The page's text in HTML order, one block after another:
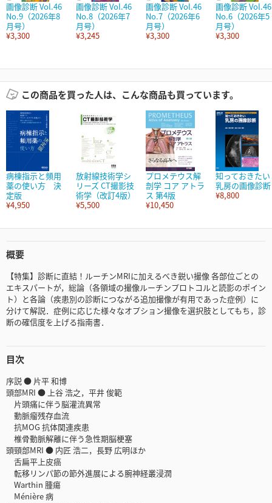
画像診断 Vol.46
No.9（2026年8
月号）
¥3,300
画像診断 Vol.46
No.8（2026年7
月号）
¥3,245
画像診断 Vol.46
No.7（2026年6
月号）
¥3,300
画像診断 Vol.46
No.6（2026年5
月号）
¥3,300
この商品を買った人は、こんな商品も買っています。
病棟指示と頻用
薬の使い方 決
定版
¥4,950
放射線技術学シ
リーズ CT撮影技
術学（改訂4版）
¥5,500
プロメテウス解
剖学 コア アトラ
ス 第4版
¥10,450
知っておきたい
乳房の画像診断
¥8,800
概要
【特集】診断に直結！ルーチンMRIに加えるべき鋭い撮像 各部位ごとの
エキスパートが，総論（各領域の撮像ルーチンプロトコルと読影のポイン
ト）と各論（疾患別の診断につながる追加撮像が有用であった症例）に
分けて解説．症例に応じた様々なオプション撮像を選択肢としてもち，診
断の確信度を上げる指南書．
目次
序説 ● 片平 和博
頭部MRI ● 上谷 浩之，平井 俊範
片頭痛に伴う脳灌流異常
動脈瘤残存血流
抗MOG 抗体関連疾患
椎骨動脈解離に伴う急性期脳梗塞
頭頸部MRI ● 内匠 浩二，長野 広明ほか
舌扁平上皮癌
転移リンパ節の節外進展による腕神経叢浸潤
Warthin 腫瘍
Ménière 病